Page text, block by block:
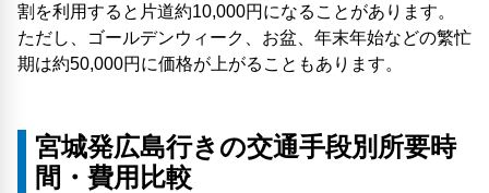
割を利用すると片道約10,000円になることがあります。
ただし、ゴールデンウィーク、お盆、年末年始などの繁忙
期は約50,000円に価格が上がることもあります。
宮城発広島行きの交通手段別所要時
間・費用比較